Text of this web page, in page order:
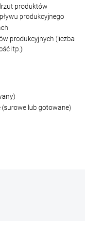
produktów
produkcyjnego
produkcyjnych (liczba
itp.)
(surowe lub gotowane)